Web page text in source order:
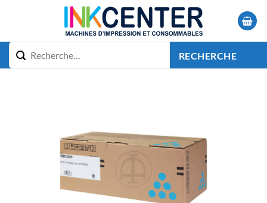
RECHERCHE